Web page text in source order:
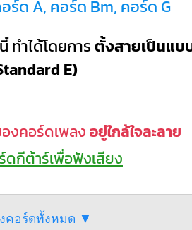
ร์ด A, คอร์ด Bm, คอร์ด G
ทำได้โดยการตั้งสายเป็นแบ
E)
งคอร์ดเพลงอยู่ใกล้ใจละลาย
กีต้าร์เพื่อฟังเสียง
คอร์ดทั้งหมด ▼